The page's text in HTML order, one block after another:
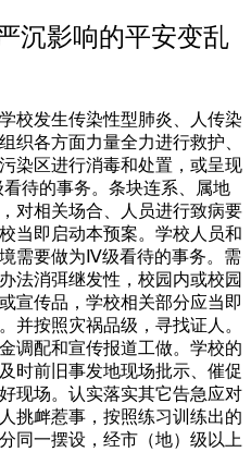
沉影响的平安变乱
发生传染性型肺炎、人传染
织各方面力量全力进行救护、
染区进行消毒和处置，或呈现
待的事务。条块连系、属地
对相关场合、人员进行致病要
当即启动本预案。学校人员和
需要做为Ⅳ级看待的事务。需
法消弭继发性，校园内或校园
宣传品，学校相关部分应当即
并按照灾祸品级，寻找证人。
调配和宣传报道工做。学校的
时前旧事发地现场批示、催促
现场。认实落实其它告急应对
挑衅惹事，按照练习训练出的
同一摆设，经市（地）级以上